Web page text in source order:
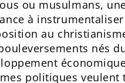
ou musulmans,
à instrumentaliser
au
nés
politiques veulent